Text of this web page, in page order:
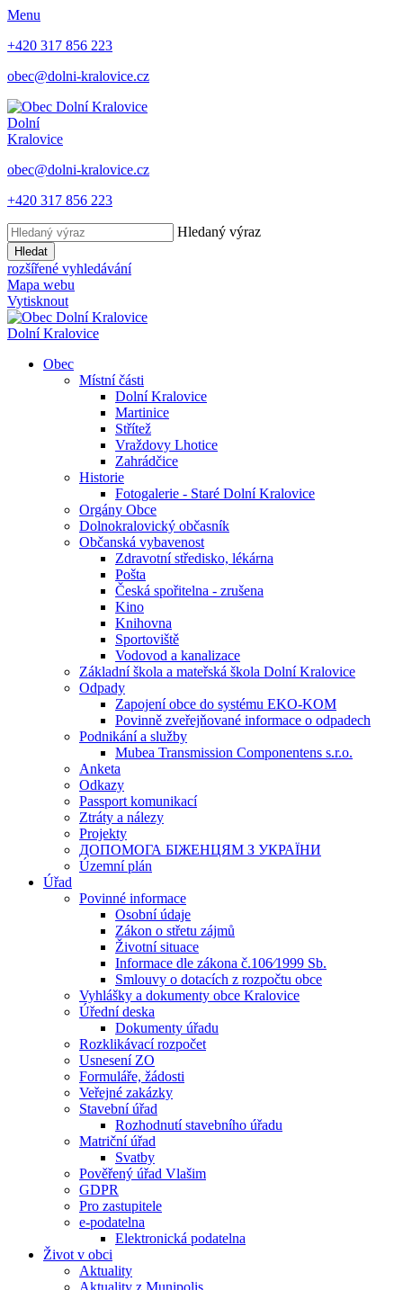
Menu
+420 317 856 223
obec@dolni-kralovice.cz
Dolní
Kralovice
obec@dolni-kralovice.cz
+420 317 856 223
Hledaný výraz
Hledat
rozšířené vyhledávání
Mapa webu
Vytisknout
Dolní Kralovice
Obec
Místní části
Dolní Kralovice
Martinice
Střítež
Vraždovy Lhotice
Zahrádčice
Historie
Fotogalerie - Staré Dolní Kralovice
Orgány Obce
Dolnokralovický občasník
Občanská vybavenost
Zdravotní středisko, lékárna
Pošta
Česká spořitelna - zrušena
Kino
Knihovna
Sportoviště
Vodovod a kanalizace
Základní škola a mateřská škola Dolní Kralovice
Odpady
Zapojení obce do systému EKO-KOM
Povinně zveřejňované informace o odpadech
Podnikání a služby
Mubea Transmission Componentens s.r.o.
Anketa
Odkazy
Passport komunikací
Ztráty a nálezy
Projekty
ДОПОМОГА БІЖЕНЦЯМ З УКРАЇНИ
Územní plán
Úřad
Povinné informace
Osobní údaje
Zákon o střetu zájmů
Životní situace
Informace dle zákona č.106⁄1999 Sb.
Smlouvy o dotacích z rozpočtu obce
Vyhlášky a dokumenty obce Kralovice
Úřední deska
Dokumenty úřadu
Rozklikávací rozpočet
Usnesení ZO
Formuláře, žádosti
Veřejné zakázky
Stavební úřad
Rozhodnutí stavebního úřadu
Matriční úřad
Svatby
Pověřený úřad Vlašim
GDPR
Pro zastupitele
e-podatelna
Elektronická podatelna
Život v obci
Aktuality
Aktuality z Munipolis